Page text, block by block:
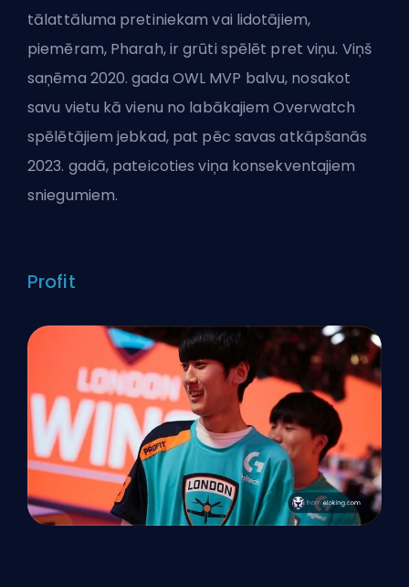
tālattāluma pretiniekam vai lidotājiem,
piemēram, Pharah, ir grūti spēlēt pret viņu. Viņš
saņēma 2020. gada OWL MVP balvu, nosakot
savu vietu kā vienu no labākajiem Overwatch
spēlētājiem jebkad, pat pēc savas atkāpšanās
2023. gadā, pateicoties viņa konsekventajiem
sniegumiem.
Profit